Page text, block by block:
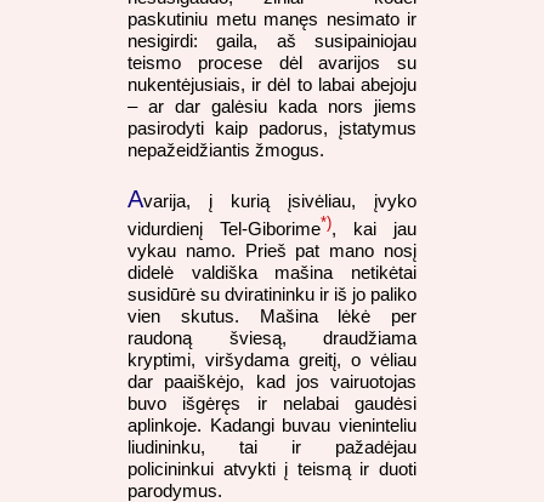
paskutiniu metu manęs nesimato ir
nesigirdi: gaila, aš susipainiojau
teismo procese dėl avarijos su
nukentėjusiais, ir dėl to labai abejoju
– ar dar galėsiu kada nors jiems
pasirodyti kaip padorus, įstatymus
nepažeidžiantis žmogus.
Avarija, į kurią įsivėliau, įvyko
vidurdienį Tel-Giborime*), kai jau
vykau namo. Prieš pat mano nosį
didelė valdiška mašina netikėtai
susidūrė su dviratininku ir iš jo paliko
vien skutus. Mašina lėkė per
raudoną šviesą, draudžiama
kryptimi, viršydama greitį, o vėliau
dar paaiškėjo, kad jos vairuotojas
buvo išgėręs ir nelabai gaudėsi
aplinkoje. Kadangi buvau vieninteliu
liudininku, tai ir pažadėjau
policininkui atvykti į teismą ir duoti
parodymus.